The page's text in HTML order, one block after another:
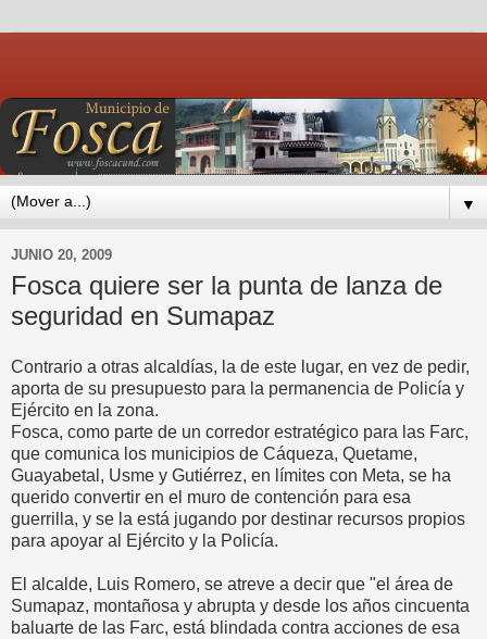
▼
JUNIO 20, 2009
Fosca quiere ser la punta de lanza de
seguridad en Sumapaz
Contrario a otras alcaldías, la de este lugar, en vez de pedir,
aporta de su presupuesto para la permanencia de Policía y
Ejército en la zona.
Fosca, como parte de un corredor estratégico para las Farc,
que comunica los municipios de Cáqueza, Quetame,
Guayabetal, Usme y Gutiérrez, en límites con Meta, se ha
querido convertir en el muro de contención para esa
guerrilla, y se la está jugando por destinar recursos propios
para apoyar al Ejército y la Policía.
El alcalde, Luis Romero, se atreve a decir que "el área de
Sumapaz, montañosa y abrupta y desde los años cincuenta
baluarte de las Farc, está blindada contra acciones de esa